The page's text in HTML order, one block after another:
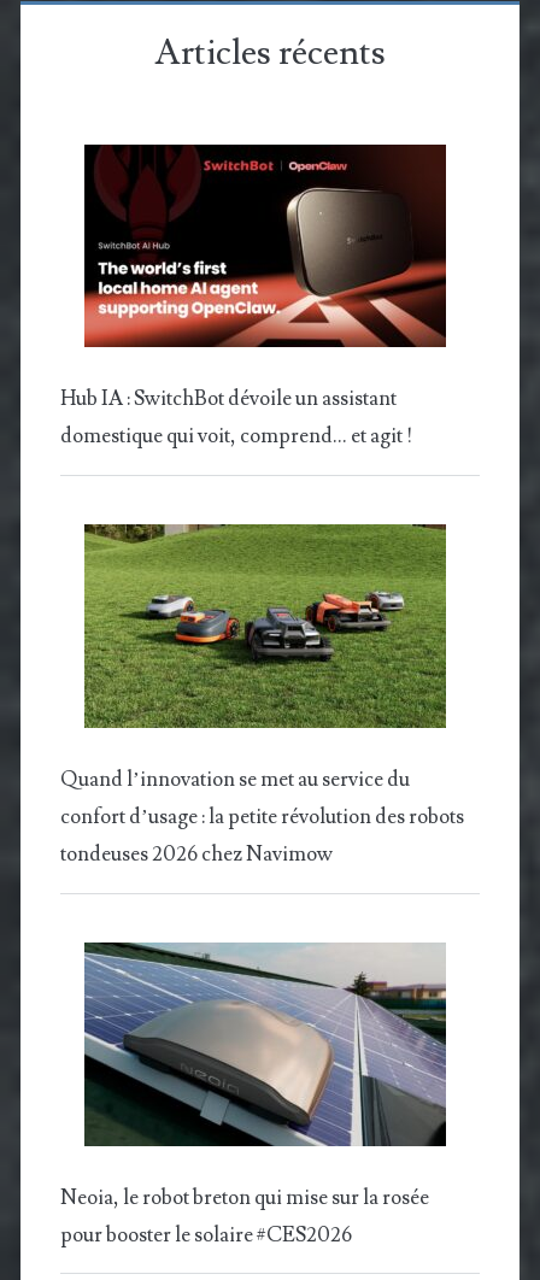
Articles récents
Hub IA : SwitchBot dévoile un assistant
domestique qui voit, comprend… et agit !
Quand l’innovation se met au service du
confort d’usage : la petite révolution des robots
tondeuses 2026 chez Navimow
Neoia, le robot breton qui mise sur la rosée
pour booster le solaire #CES2026